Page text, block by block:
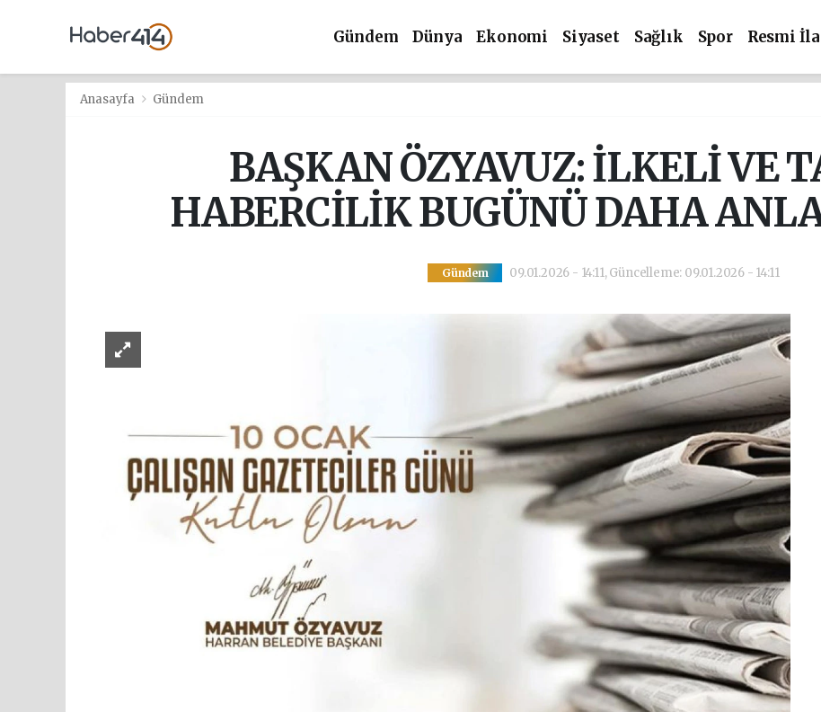
Gündem Dünya Ekonomi Siyaset Sağlık Spor Resmi
Anasayfa Gündem
BAŞKAN ÖZYAVUZ: İLKELİ VE
HABERCİLİK BUGÜNÜ DAHA
Gündem 09.01.2026 - 14:11, Güncelleme: 09.01.2026 - 14:11